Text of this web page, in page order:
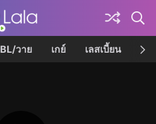
BL/วาย เกย์ เลสเบี้ยน เค